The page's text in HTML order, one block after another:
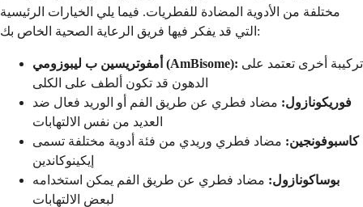
مختلفة من الأدوية المضادة للفطريات. فيما يلي الخيارات الرئيسية
التي قد يفكر فيها فريق الرعاية الصحية الخاص بك:
أمفوتريسين ب ليبوزومي (AmBisome):
الدهون قد تكون ألطف على الكلى
فوريكونازول: مضاد فطري عن طريق الفم أو الوريد فعال ضد
العديد من نفس الالتهابات
كاسبوفونجين: مضاد فطري وريدي من فئة أدوية مختلفة تسمى
إيكينوكاندين
بوساكونازول: مضاد فطري عن طريق الفم يمكن استخدامه
لبعض الالتهابات